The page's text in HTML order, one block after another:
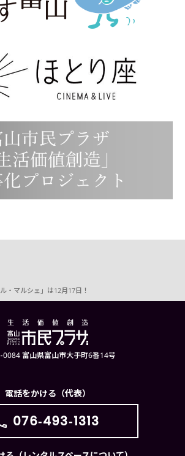
・マルシェ」は12月17日！
0084 富山県富山市大手町6番14号
電話をかける（代表）
076-493-1313